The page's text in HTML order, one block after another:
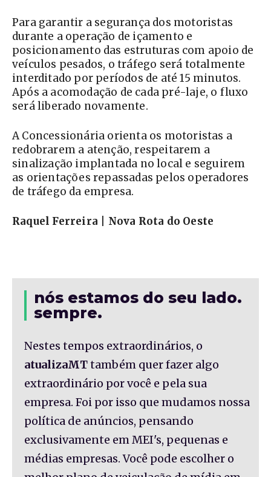
Para garantir a segurança dos motoristas
durante a operação de içamento e
posicionamento das estruturas com apoio de
veículos pesados, o tráfego será totalmente
interditado por períodos de até 15 minutos.
Após a acomodação de cada pré-laje, o fluxo
será liberado novamente.
A Concessionária orienta os motoristas a
redobrarem a atenção, respeitarem a
sinalização implantada no local e seguirem
as orientações repassadas pelos operadores
de tráfego da empresa.
Raquel Ferreira | Nova Rota do Oeste
nós estamos do seu lado.
sempre.
Nestes tempos extraordinários, o
atualizaMTtambém quer fazer algo
extraordinário por você e pela sua
empresa. Foi por isso que mudamos nossa
política de anúncios, pensando
exclusivamente em MEI's, pequenas e
médias empresas. Você pode escolher o